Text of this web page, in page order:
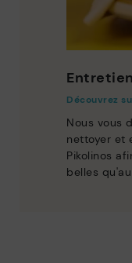
Découvrez
Nous vous
nettoyer et
Pikolinos
belles